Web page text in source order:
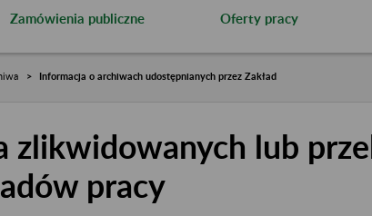
Zamówienia publiczne Oferty pracy
Informacja o archiwach udostępnianych przez Zakład
zlikwidowanych lub
pracy